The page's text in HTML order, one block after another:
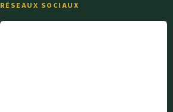
RÉSEAUX SOCIAUX